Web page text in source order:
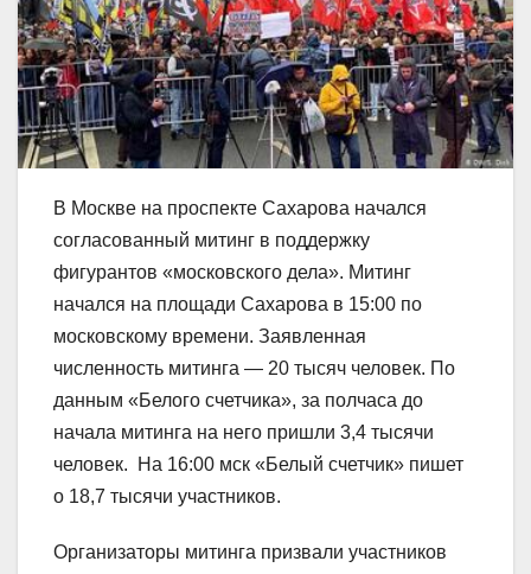
В Москве на проспекте Сахарова начался
согласованный митинг в поддержку
фигурантов «московского дела». Митинг
начался на площади Сахарова в 15:00 по
московскому времени. Заявленная
численность митинга — 20 тысяч человек. По
данным «Белого счетчика», за полчаса до
начала митинга на него пришли 3,4 тысячи
человек. На 16:00 мск «Белый счетчик» пишет
о 18,7 тысячи участников.
Организаторы митинга призвали участников